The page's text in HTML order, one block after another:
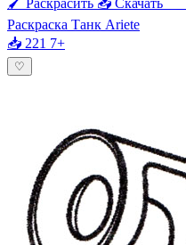
Раскраска Танк Ariete
📥 221 7+
♡